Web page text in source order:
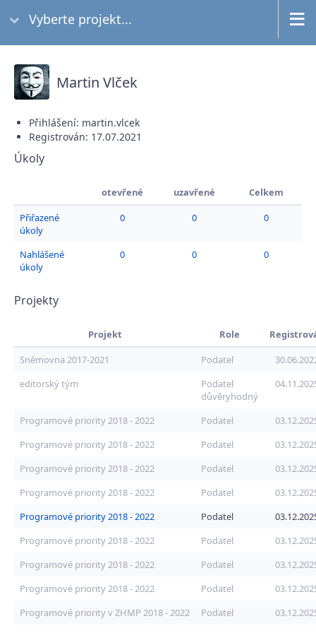
Vyberte projekt...
Martin Vlček
Přihlášení: martin.vlcek
Registrován: 17.07.2021
Úkoly
otevřené uzavřené
Celkem
Přiřazené
úkoly
0 0 0
Nahlášené
úkoly
0 0 0
Projekty
Projekt Role
Sněmovna 2017-2021
Podatel
editorský tým
Podatel
důvěryhodný
Programové priority 2018 - 2022 Podatel
Programové priority 2018 - 2022
Podatel
Programové priority 2018 - 2022
Podatel
Programové priority 2018 - 2022
Podatel
Programové priority 2018 - 2022
Podatel
Programové priority 2018 - 2022
Podatel
Programové priority 2018 - 2022
Podatel
Programové priority 2018 - 2022
Podatel
Programové priority v ZHMP 2018 - 2022
Podatel